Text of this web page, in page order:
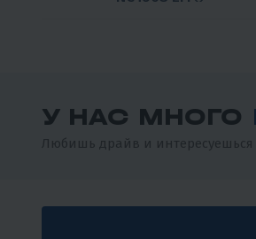
У НАС МНОГО
Любишь драйв и